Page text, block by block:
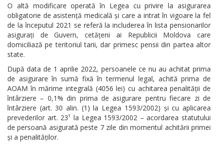
O altă modificare operată în Legea cu privire la asigurarea
obligatorie de asistență medicală și care a intrat în vigoare la fel
de la începutul 2021 se referă la includerea în lista pensionarilor
asigurați de Guvern, cetățeni ai Republicii Moldova care
domiciliază pe teritoriul tarii, dar primesc pensii din partea altor
state.
După data de 1 aprilie 2022, persoanele ce nu au achitat prima
de asigurare în sumă fixă în termenul legal, achită prima de
AOAM în mărime integrală (4056 lei) cu achitarea penalității de
întârziere – 0,1% din prima de asigurare pentru fiecare zi de
întârziere (art. 30 alin. (1) la Legea 1593/2002) și cu aplicarea
prevederilor art. 23¹ la Legea 1593/2002 – acordarea statutului
de persoană asigurată peste 7 zile din momentul achitării primei
și a penalităților.